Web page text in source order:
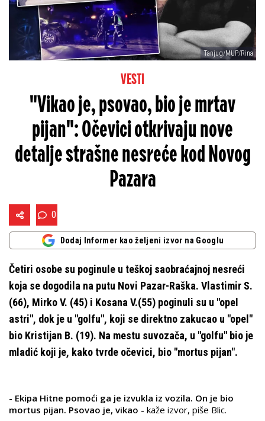
Tanjug/MUP/Rina
VESTI
"Vikao je, psovao, bio je mrtav
pijan": Očevici otkrivaju nove
detalje strašne nesreće kod Novog
Pazara
0
Dodaj Informer kao željeni izvor na Googlu
Četiri osobe su poginule u teškoj saobraćajnoj nesreći
koja se dogodila na putu Novi Pazar-Raška. Vlastimir S.
(66), Mirko V. (45) i Kosana V.(55) poginuli su u "opel
astri", dok je u "golfu", koji se direktno zakucao u "opel"
bio Kristijan B. (19). Na mestu suvozača, u "golfu" bio je
mladić koji je, kako tvrde očevici, bio "mortus pijan".
- Ekipa Hitne pomoći ga je izvukla iz vozila. On je bio
mortus pijan. Psovao je, vikao - kaže izvor, piše Blic.